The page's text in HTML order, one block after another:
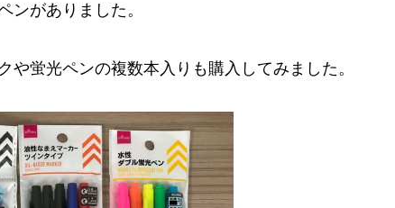
ンがありました。
蛍光ペンの複数本入りも購入してみました。